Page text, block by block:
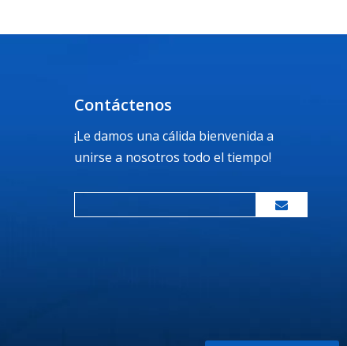
Contáctenos
¡Le damos una cálida bienvenida a
unirse a nosotros todo el tiempo!